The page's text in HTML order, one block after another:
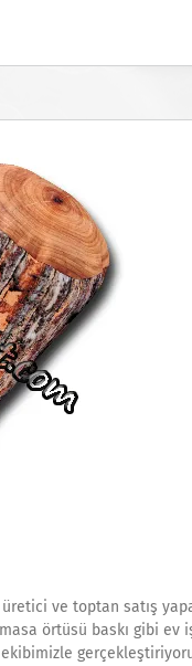
üretici ve toptan satış
örtüsü baskı gibi